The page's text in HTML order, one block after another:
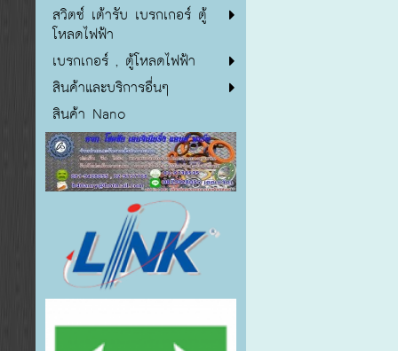
สวิตซ์ เต้ารับ เบรกเกอร์ ตู้
โหลดไฟฟ้า
เบรกเกอร์ , ตู้โหลดไฟฟ้า
สินค้าและบริการอื่นๆ
สินค้า Nano